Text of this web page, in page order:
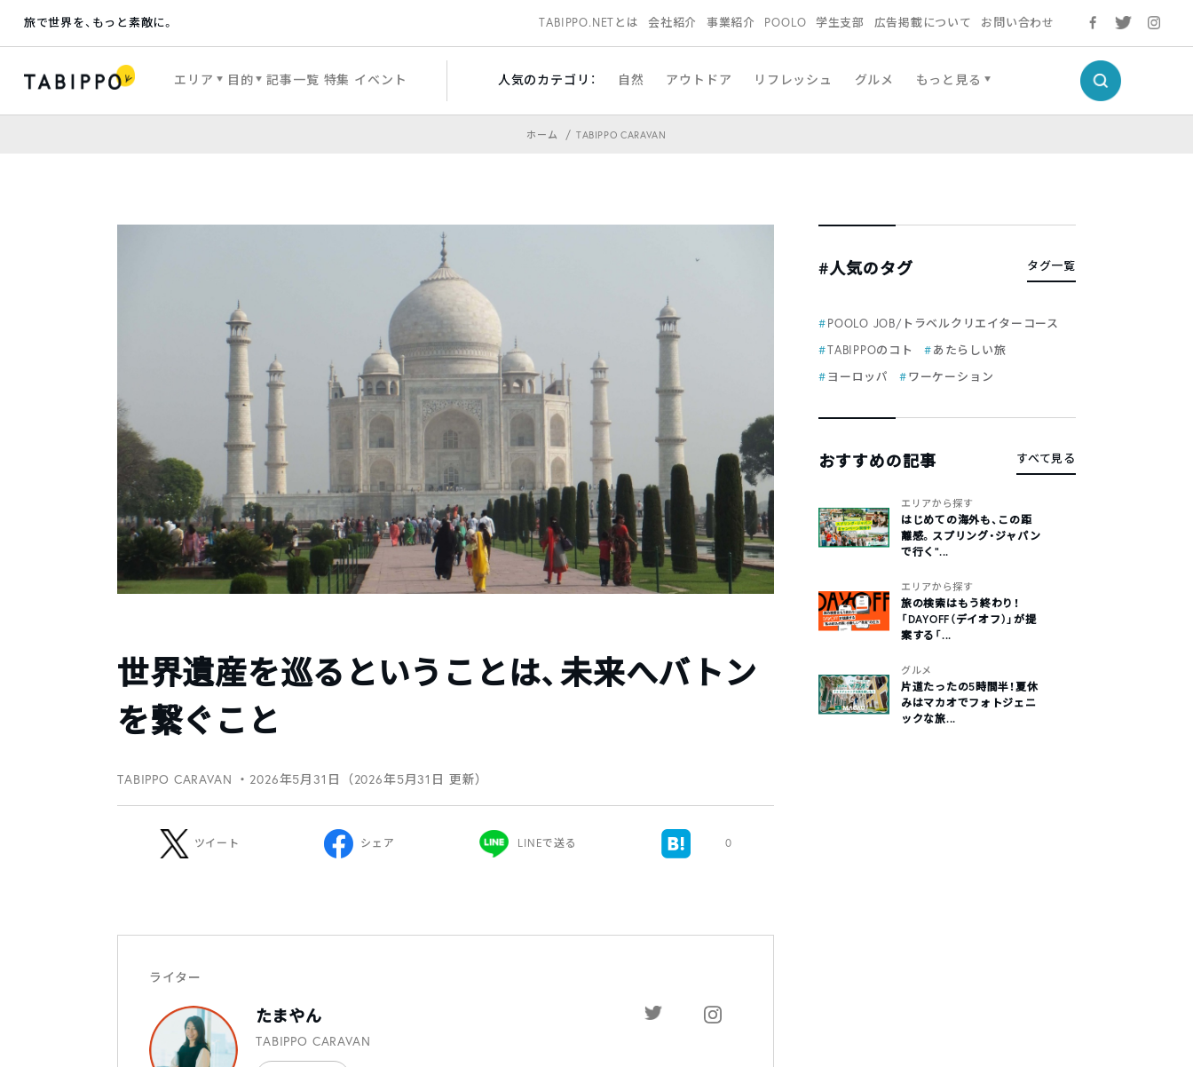
旅で世界を、もっと素敵に。 TABIPPO.NETとは 会社紹介 事業紹介 POOLO 学生支部 広告掲載について お問い合わせ
エリア 目的 記事一覧 特集 イベント 人気のカテゴリ： 自然 アウトドア リフレッシュ グルメ もっと見る
ホーム TABIPPO CARAVAN
世界遺産を巡るということは、未来へバトン
を繋ぐこと
TABIPPO CARAVAN ・2026年5月31日（2026年5月31日 更新）
ツイート シェア LINEで送る 0
ライター
たまやん
TABIPPO CARAVAN
#人気のタグ タグ一覧
POOLO JOB/トラベルクリエイターコース
TABIPPOのコト
あたらしい旅
ヨーロッパ
ワーケーション
おすすめの記事 すべて見る
エリアから探す
はじめての海外も、この距
離感。スプリング・ジャパン
で行く“...
エリアから探す
旅の検索はもう終わり！
「DAYOFF（デイオフ）」が提
案する「...
グルメ
片道たったの5時間半！夏休
みはマカオでフォトジェニ
ックな旅...